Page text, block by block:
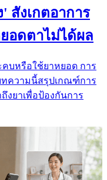
' สังเกตอาการ
อดตาไม่ได้ผล
คบหรือใช้ยาหยอด การ
ทความนี้สรุปเกณฑ์การ
งยาเพื่อป้องกันการ